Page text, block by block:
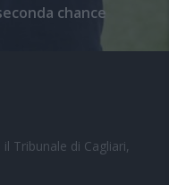
chance
Tribunale di Cagliari,